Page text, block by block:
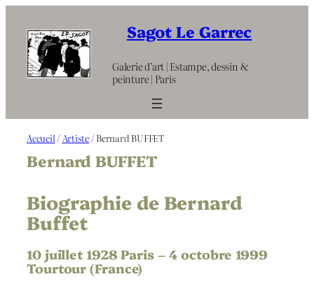
contenu
Sagot Le Garrec
Galerie d’art | Estampe, dessin &
peinture | Paris
Accueil / Artiste/ Bernard BUFFET
Bernard BUFFET
Biographie de Bernard
Buffet
10 juillet 1928 Paris – 4 octobre 1999
Tourtour (France)